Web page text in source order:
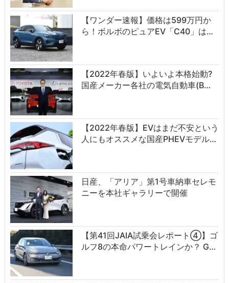
【ワンダー速報】価格は599万円か
ら！ボルボのピュアEV「C40」は…
【2022年春版】いよいよ本格始動?
国産メーカー各社の電気自動車(B…
【2022年春版】EVはまだ不安という
人にもオススメな国産PHEVモデル…
日産、「アリア」第1号車納車セレモ
ニーを本社ギャラリーで開催
【第41回JAIA試乗会レポート④】ゴ
ルフ8の本命パワートレインか？ G…